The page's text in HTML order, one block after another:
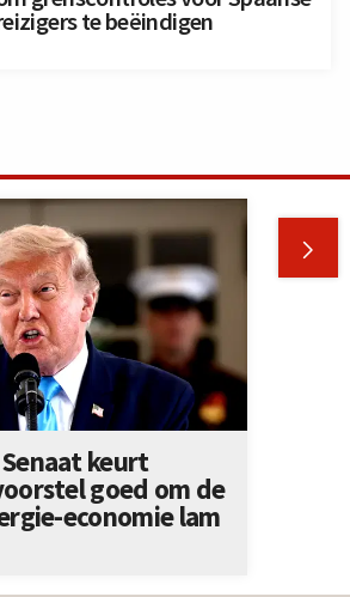
te beëindigen

keurt
goed om de
economie lam